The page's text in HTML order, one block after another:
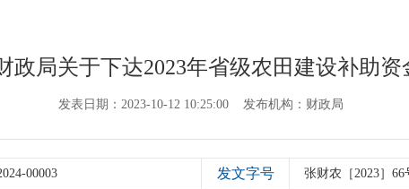
政局关于下达2023年省级农田建设补助资
发表日期：2023-10-12 10:25:00 发布机构：财政局
00003 发文字号 张财农［2023］66